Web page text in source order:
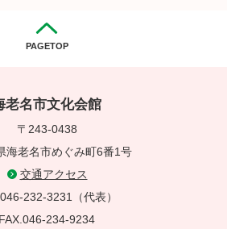
PAGETOP
老名市文化会館
〒243-0438
海老名市めぐみ町6番1号
交通アクセス
232-3231（代表）
FAX.046-234-9234